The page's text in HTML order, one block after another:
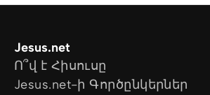
Jesus.net
Ո՞վ է Հիսուսը
Jesus.net-ի Գործընկերներ